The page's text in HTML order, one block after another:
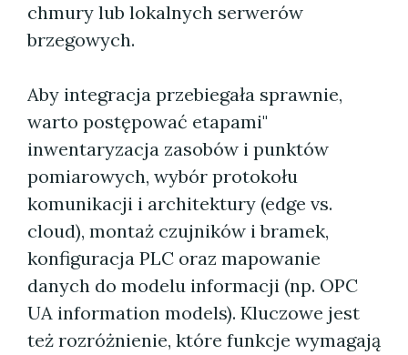
chmury lub lokalnych serwerów
brzegowych.
Aby integracja przebiegała sprawnie,
warto postępować etapami"
inwentaryzacja zasobów i punktów
pomiarowych, wybór protokołu
komunikacji i architektury (edge vs.
cloud), montaż czujników i bramek,
konfiguracja PLC oraz mapowanie
danych do modelu informacji (np. OPC
UA information models). Kluczowe jest
też rozróżnienie, które funkcje wymagają